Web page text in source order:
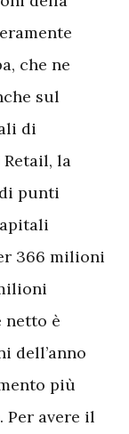
che ne
sul
di
la
punti
366 milioni
netto è
dell’anno
più
Per avere il